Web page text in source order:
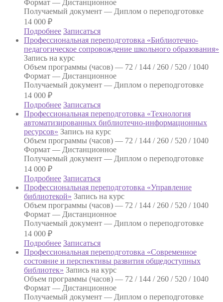
Формат — Дистанционное
Получаемый документ — Диплом о переподготовке
14 000 ₽
Подробнее Записаться
Профессиональная переподготовка «Библиотечно-
педагогическое сопровождение школьного образования»
Запись на курс
Объем программы (часов) — 72 / 144 / 260 / 520 / 1040
Формат — Дистанционное
Получаемый документ — Диплом о переподготовке
14 000 ₽
Подробнее Записаться
Профессиональная переподготовка «Технология
автоматизированных библиотечно-информационных
ресурсов» Запись на курс
Объем программы (часов) — 72 / 144 / 260 / 520 / 1040
Формат — Дистанционное
Получаемый документ — Диплом о переподготовке
14 000 ₽
Подробнее Записаться
Профессиональная переподготовка «Управление
библиотекой» Запись на курс
Объем программы (часов) — 72 / 144 / 260 / 520 / 1040
Формат — Дистанционное
Получаемый документ — Диплом о переподготовке
14 000 ₽
Подробнее Записаться
Профессиональная переподготовка «Современное
состояние и перспективы развития общедоступных
библиотек» Запись на курс
Объем программы (часов) — 72 / 144 / 260 / 520 / 1040
Формат — Дистанционное
Получаемый документ — Диплом о переподготовке